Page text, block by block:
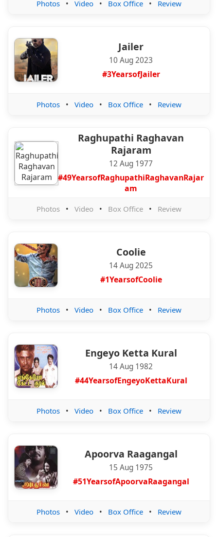
Photos • Video • Box Office • Review
Jailer
10 Aug 2023
#3YearsofJailer
Photos • Video • Box Office • Review
Raghupathi Raghavan
Rajaram
12 Aug 1977
#49YearsofRaghupathiRaghavanRajar
am
Photos • Video • Box Office • Review
Coolie
14 Aug 2025
#1YearsofCoolie
Photos • Video • Box Office • Review
Engeyo Ketta Kural
14 Aug 1982
#44YearsofEngeyoKettaKural
Photos • Video • Box Office • Review
Apoorva Raagangal
15 Aug 1975
#51YearsofApoorvaRaagangal
Photos • Video • Box Office • Review